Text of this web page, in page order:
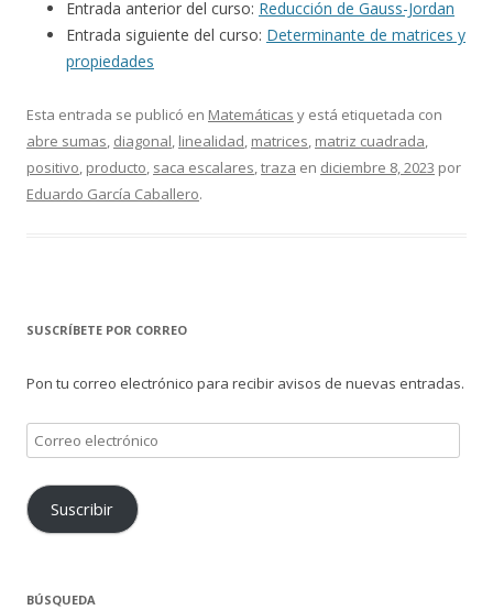
Entrada anterior del curso: Reducción de Gauss-Jordan
Entrada siguiente del curso: Determinante de matrices y
propiedades
Esta entrada se publicó en Matemáticas y está etiquetada con
abre sumas, diagonal, linealidad, matrices, matriz cuadrada,
positivo, producto, saca escalares,traza en diciembre 8, 2023 por
Eduardo García Caballero.
SUSCRÍBETE POR CORREO
Pon tu correo electrónico para recibir avisos de nuevas entradas.
Correo
electrónico
Suscribir
BÚSQUEDA